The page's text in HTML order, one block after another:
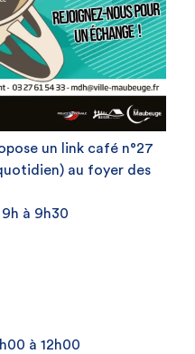
un link café n°27
au foyer des
à 9h30
à 12h00